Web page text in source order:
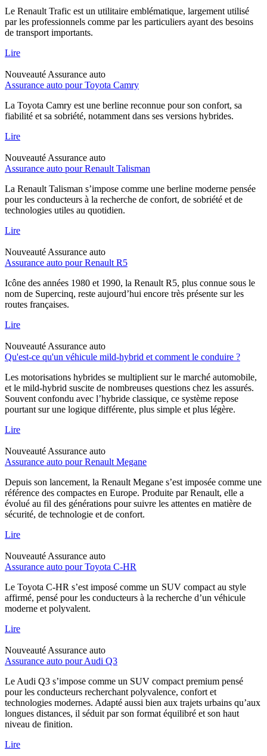
Le Renault Trafic est un utilitaire emblématique, largement utilisé
par les professionnels comme par les particuliers ayant des besoins
de transport importants.
Lire
Nouveauté Assurance auto
Assurance auto pour Toyota Camry
La Toyota Camry est une berline reconnue pour son confort, sa
fiabilité et sa sobriété, notamment dans ses versions hybrides.
Lire
Nouveauté Assurance auto
Assurance auto pour Renault Talisman
La Renault Talisman s’impose comme une berline moderne pensée
pour les conducteurs à la recherche de confort, de sobriété et de
technologies utiles au quotidien.
Lire
Nouveauté Assurance auto
Assurance auto pour Renault R5
Icône des années 1980 et 1990, la Renault R5, plus connue sous le
nom de Supercinq, reste aujourd’hui encore très présente sur les
routes françaises.
Lire
Nouveauté Assurance auto
Qu'est-ce qu'un véhicule mild-hybrid et comment le conduire ?
Les motorisations hybrides se multiplient sur le marché automobile,
et le mild-hybrid suscite de nombreuses questions chez les assurés.
Souvent confondu avec l’hybride classique, ce système repose
pourtant sur une logique différente, plus simple et plus légère.
Lire
Nouveauté Assurance auto
Assurance auto pour Renault Megane
Depuis son lancement, la Renault Megane s’est imposée comme une
référence des compactes en Europe. Produite par Renault, elle a
évolué au fil des générations pour suivre les attentes en matière de
sécurité, de technologie et de confort.
Lire
Nouveauté Assurance auto
Assurance auto pour Toyota C-HR
Le Toyota C-HR s’est imposé comme un SUV compact au style
affirmé, pensé pour les conducteurs à la recherche d’un véhicule
moderne et polyvalent.
Lire
Nouveauté Assurance auto
Assurance auto pour Audi Q3
Le Audi Q3 s’impose comme un SUV compact premium pensé
pour les conducteurs recherchant polyvalence, confort et
technologies modernes. Adapté aussi bien aux trajets urbains qu’aux
longues distances, il séduit par son format équilibré et son haut
niveau de finition.
Lire